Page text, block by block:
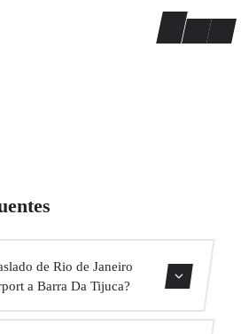
de Rio de Janeiro
a Barra Da Tijuca?